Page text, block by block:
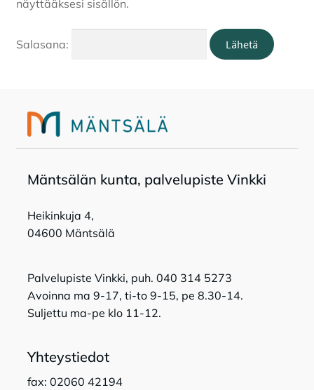
Toripaikat
Kansalaisopisto
näyttääksesi sisällön.
Salasana:
Mänt­sä­län kun­ta, pal­ve­lu­pis­te Vink­ki
Heikinkuja 4,
04600 Mäntsälä
Palvelupiste Vinkki, puh. 040 314 5273
Avoinna ma 9-17, ti-to 9-15, pe 8.30-14.
Suljettu ma-pe klo 11-12.
Yhteystiedot
fax: 02060 42194